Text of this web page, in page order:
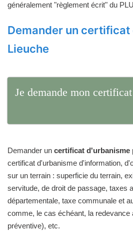
généralement "règlement écrit" du
Demander un certificat
Lieuche
Je demande mon
Demander un certificat d'urbanisme
certificat d'urbanisme d'information,
sur un terrain : superficie du terrain,
servitude, de droit de passage, taxes
départementale, taxe communale et
comme, le cas échéant, la redevance
préventive), etc.